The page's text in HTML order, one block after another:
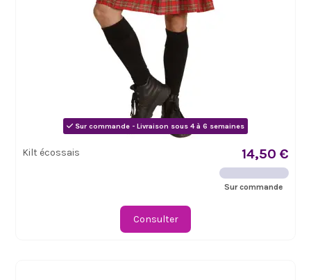
Sur commande - Livraison sous 4 à 6 semaines
Kilt écossais 14,50 €
Sur commande
Consulter